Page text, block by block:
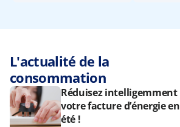
L'actualité de la
consommation
Réduisez intelligemment
votre facture d’énergie en
été !